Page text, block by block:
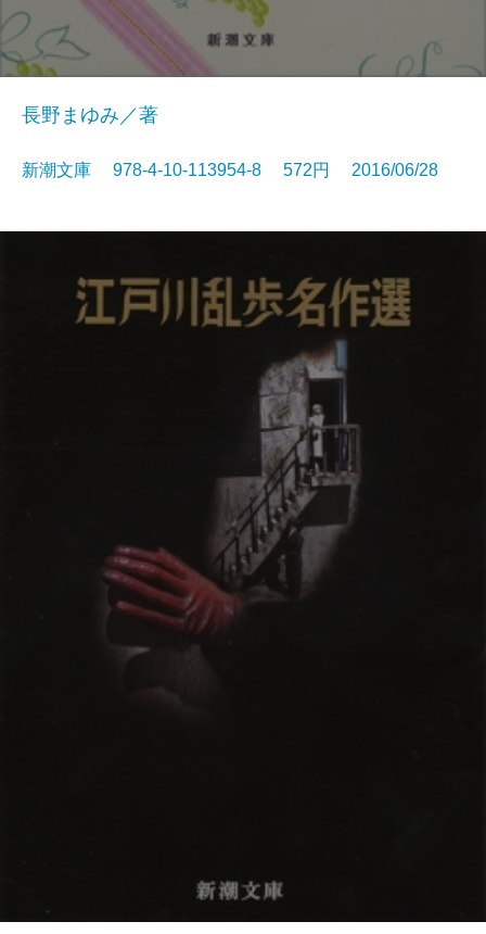
長野まゆみ／著
新潮文庫 978-4-10-113954-8 572円 2016/06/28